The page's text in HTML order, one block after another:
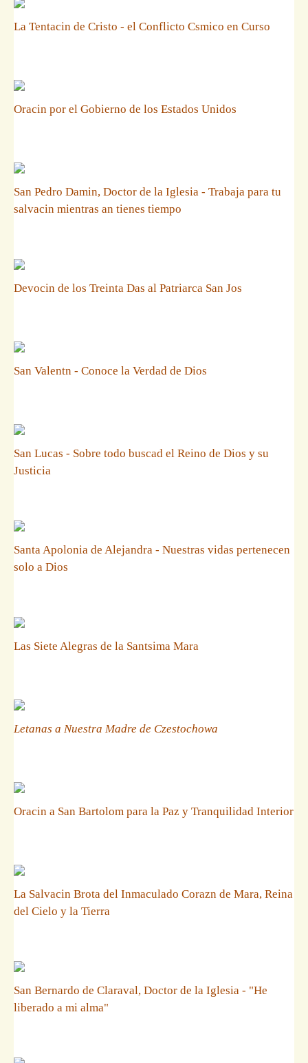
La Tentacin de Cristo - el Conflicto Csmico en Curso
Oracin por el Gobierno de los Estados Unidos
San Pedro Damin, Doctor de la Iglesia - Trabaja para tu
salvacin mientras an tienes tiempo
Devocin de los Treinta Das al Patriarca San Jos
San Valentn - Conoce la Verdad de Dios
San Lucas - Sobre todo buscad el Reino de Dios y su
Justicia
Santa Apolonia de Alejandra - Nuestras vidas pertenecen
solo a Dios
Las Siete Alegras de la Santsima Mara
Letanas a Nuestra Madre de Czestochowa
Oracin a San Bartolom para la Paz y Tranquilidad Interior
La Salvacin Brota del Inmaculado Corazn de Mara, Reina
del Cielo y la Tierra
San Bernardo de Claraval, Doctor de la Iglesia - "He
liberado a mi alma"